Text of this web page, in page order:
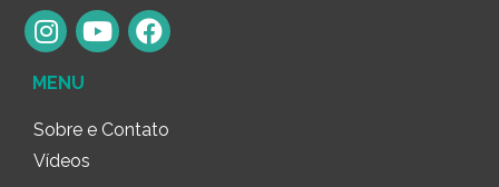
MENU
Sobre e Contato
Vídeos